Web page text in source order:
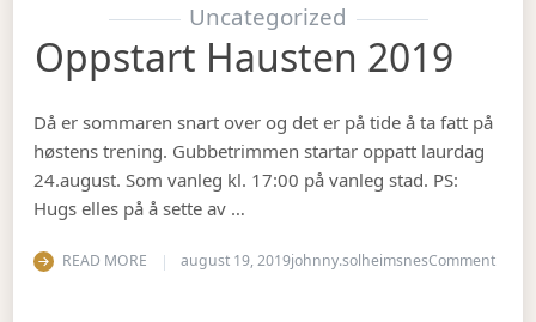
Uncategorized
Oppstart Hausten 2019
Då er sommaren snart over og det er på tide å ta fatt på
høstens trening. Gubbetrimmen startar oppatt laurdag
24.august. Som vanleg kl. 17:00 på vanleg stad. PS:
Hugs elles på å sette av …
READ MORE august 19, 2019johnny.solheimsnesCommenton